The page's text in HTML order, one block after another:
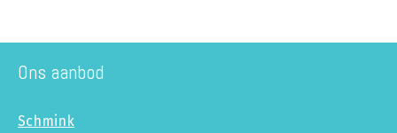
Ons aanbod
Schmink